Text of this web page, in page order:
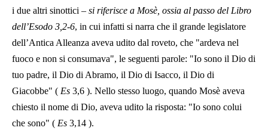
i due altri sinottici – si riferisce a Mosè, ossia al passo del Libro
dell’Esodo 3,2-6, in cui infatti si narra che il grande legislatore
dell’Antica Alleanza aveva udito dal roveto, che "ardeva nel
fuoco e non si consumava", le seguenti parole: "Io sono il Dio di
tuo padre, il Dio di Abramo, il Dio di Isacco, il Dio di
Giacobbe" ( Es 3,6 ). Nello stesso luogo, quando Mosè aveva
chiesto il nome di Dio, aveva udito la risposta: "Io sono colui
che sono" ( Es 3,14 ).